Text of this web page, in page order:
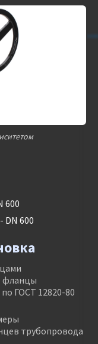
600
DN 600
фланцы
ГОСТ 12820-80
трубопровода